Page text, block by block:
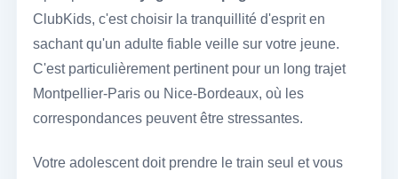
ClubKids, c'est choisir la tranquillité d'esprit en
sachant qu'un adulte fiable veille sur votre jeune.
C'est particulièrement pertinent pour un long trajet
Montpellier-Paris ou Nice-Bordeaux, où les
correspondances peuvent être stressantes.
Votre adolescent doit prendre le train seul et vous